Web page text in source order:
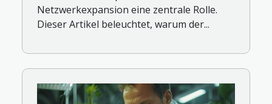
Netzwerkexpansion eine zentrale Rolle.
Dieser Artikel beleuchtet, warum der...